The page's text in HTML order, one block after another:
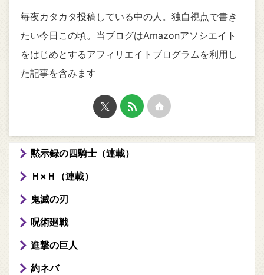
毎夜カタカタ投稿している中の人。独自視点で書き
たい今日この頃。当ブログはAmazonアソシエイト
をはじめとするアフィリエイトブログラムを利用し
た記事を含みます
黙示録の四騎士（連載）
Ｈ×Ｈ（連載）
鬼滅の刃
呪術廻戦
進撃の巨人
約ネバ